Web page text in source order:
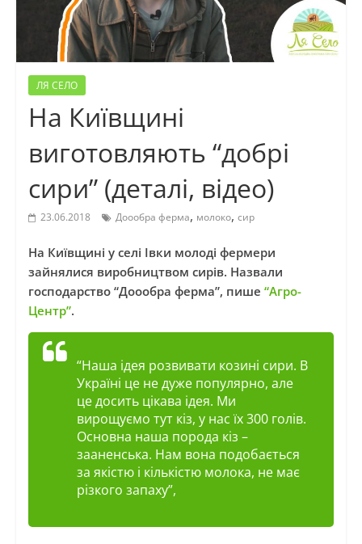
ЛЯ СЕЛО
На Київщині
виготовляють “добрі
сири” (деталі, відео)
23.06.2018 Доообра ферма, молоко, сир
На Київщині у селі Івки молоді фермери
зайнялися виробництвом сирів. Назвали
господарство “Доообра ферма”, пише “Агро-
Центр”.
“Наша ідея розвивати козині сири. В
Україні це не дуже популярно, але
це досить цікава ідея. Ми
вирощуємо тут кіз, у нас їх 300 голів.
Основна наша порода кіз –
зааненська. Нам вона подобається
за якістю і кількістю молока, не має
різкого запаху”,